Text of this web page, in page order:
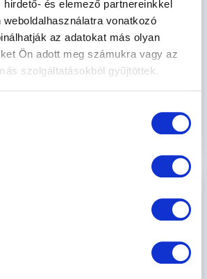
és elemező partnereinkkel
vonatkozó
az adatokat más olyan
Ön adott meg számukra vagy az
szolgáltatásokból gyűjtöttek.
Beszéljünk a veszettségről!